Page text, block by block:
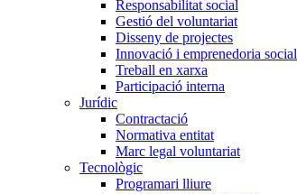
Responsabilitat social
Gestió del voluntariat
Disseny de projectes
Innovació i emprenedoria social
Treball en xarxa
Participació interna
Jurídic
Contractació
Normativa entitat
Marc legal voluntariat
Tecnològic
Programari lliure